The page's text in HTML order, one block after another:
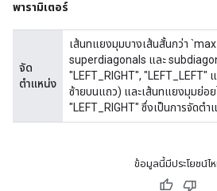
พารามิเตอร์
จัด
ตำแหน่ง
เส้นทแยงมุมบางเส้นสั้นกว่า
superdiagonals และ
"LEFT_RIGHT", "LEFT_LEFT"
ซ้ายบนแถว) และเส้นทแยงมุมย่อย
"LEFT_RIGHT" ซึ่งเป็นการจัดต
ข้อมูลนี้มีประโยชน์ไ